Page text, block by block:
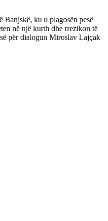
Banjskë, ku u plagosën pesë
në një kurth dhe rrezikon të
për dialogun Miroslav Lajçak